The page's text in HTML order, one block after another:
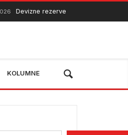
Devizne rezerve BiH dostigle skoro 20
KOLUMNE